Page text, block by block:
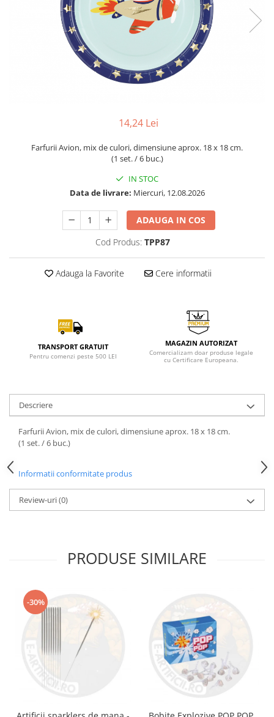
14,24 Lei
Farfurii Avion, mix de culori, dimensiune aprox. 18 x 18 cm.
(1 set. / 6 buc.)
IN STOC
Data de livrare: Miercuri, 12.08.2026
ADAUGA IN COS
Cod Produs: TPP87
Adauga la Favorite Cere informatii
TRANSPORT GRATUIT
Pentru comenzi peste 500 LEI
MAGAZIN AUTORIZAT
Comercializam doar produse legale
cu Certificare Europeana.
Descriere
Farfurii Avion, mix de culori, dimensiune aprox. 18 x 18 cm.
(1 set. / 6 buc.)
Informatii conformitate produs
Review-uri(0)
PRODUSE SIMILARE
-30%